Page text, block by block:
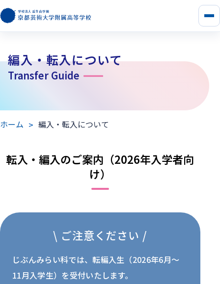
メ
ニ
く
編入・転入について
Transfer Guide
ホーム 編入・転入について
転入・編入のご案内 （2026年入学者向
け）
\ ご注意ください /
じぶんみらい科では、転編入生（2026年6月〜
11月入学生）を受付いたします。